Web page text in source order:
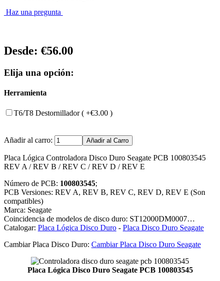
Haz una pregunta
Desde: €56.00
Elija una opción:
Herramienta
T6/T8 Destornillador ( +€3.00 )
Añadir al carro:
Placa Lógica Controladora Disco Duro Seagate PCB 100803545
REV A / REV B / REV C / REV D / REV E
Número de PCB: 100803545;
PCB Versiones: REV A, REV B, REV C, REV D, REV E (Son
compatibles)
Marca: Seagate
Coincidencia de modelos de disco duro: ST12000DM0007…
Catalogar: Placa Lógica Disco Duro - Placa Disco Duro Seagate
Cambiar Placa Disco Duro: Cambiar Placa Disco Duro Seagate
Placa Lógica Disco Duro Seagate PCB 100803545